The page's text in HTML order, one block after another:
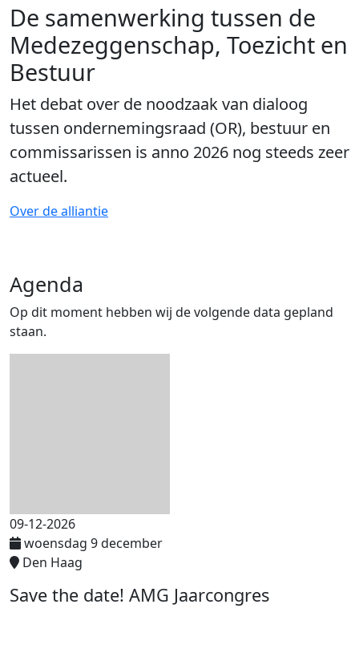
De samenwerking tussen de
Medezeggenschap, Toezicht en
Bestuur
Het debat over de noodzaak van dialoog
tussen ondernemingsraad (OR), bestuur en
commissarissen is anno 2026 nog steeds zeer
actueel.
Over de alliantie
Agenda
Op dit moment hebben wij de volgende data gepland
staan.
09-12-2026
woensdag 9 december
Den Haag
Save the date! AMG Jaarcongres